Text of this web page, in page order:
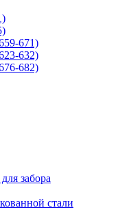
671)
632)
682)
забора
стали